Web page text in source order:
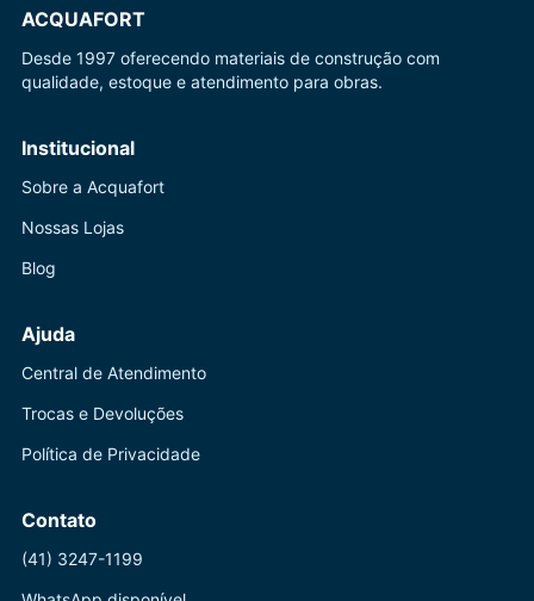
ACQUAFORT
Desde 1997 oferecendo materiais de construção com
qualidade, estoque e atendimento para obras.
Institucional
Sobre a Acquafort
Nossas Lojas
Blog
Ajuda
Central de Atendimento
Trocas e Devoluções
Política de Privacidade
Contato
(41) 3247-1199